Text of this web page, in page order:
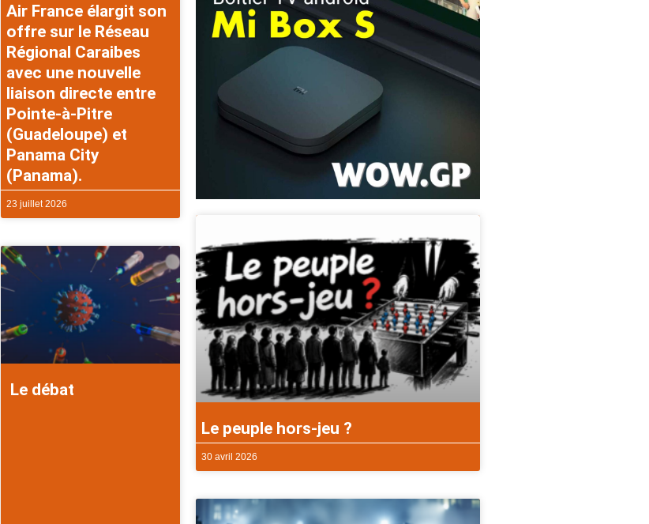
Air France élargit son
offre sur le Réseau
Régional Caraibes
avec une nouvelle
liaison directe entre
Pointe-à-Pitre
(Guadeloupe) et
Panama City
(Panama).
23 juillet 2026
Le débat
Le peuple hors-jeu ?
30 avril 2026